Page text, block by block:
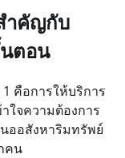
ำคัญกับ
ตอน
คือการให้บริการ
ใจความต้องการ
ออสังหาริมทรัพย์
คน